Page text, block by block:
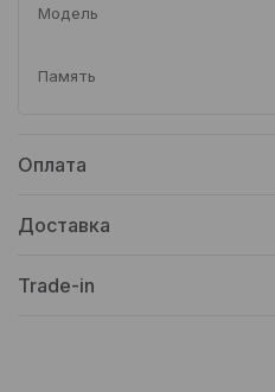
Модель
Память
Оплата
Доставка
Trade-in